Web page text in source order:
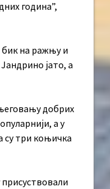
година”,
бик на ражњу и
јато, а
добрих
а у
су три коњичка